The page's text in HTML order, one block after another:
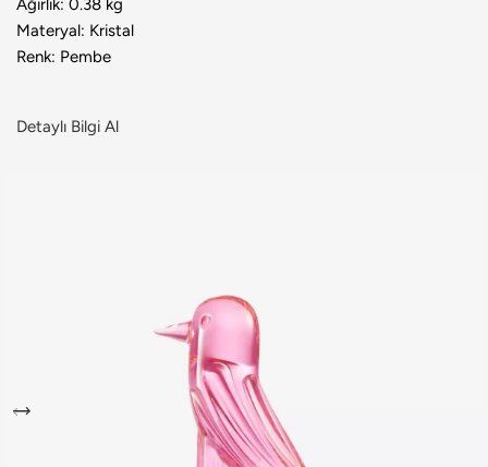
Ağırlık: 0.38 kg
Materyal: Kristal
Renk: Pembe
Detaylı Bilgi Al